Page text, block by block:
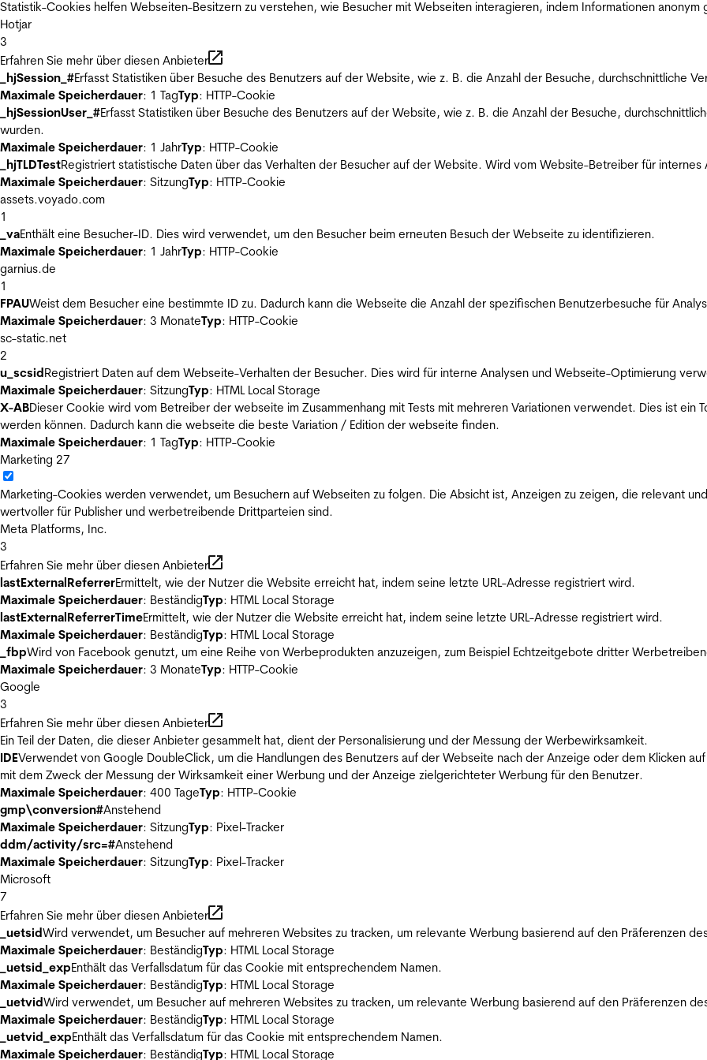
Statistik-Cookies helfen Webseiten-Besitzern zu verstehen, wie Besucher mit Webseiten interagieren, indem Informationen
Hotjar
3
Erfahren Sie mehr über diesen Anbieter
_hjSession_#Erfasst Statistiken über Besuche des Benutzers auf der Website, wie z. B. die Anzahl der Besuche, durchschnittliche
Maximale Speicherdauer: 1 TagTyp: HTTP-Cookie
_hjSessionUser_#Erfasst Statistiken über Besuche des Benutzers auf der Website, wie z. B. die Anzahl der Besuche,
wurden.
Maximale Speicherdauer: 1 JahrTyp: HTTP-Cookie
_hjTLDTestRegistriert statistische Daten über das Verhalten der Besucher auf der Website. Wird vom Website-Betreiber für
Maximale Speicherdauer: SitzungTyp: HTTP-Cookie
assets.voyado.com
1
_vaEnthält eine Besucher-ID. Dies wird verwendet, um den Besucher beim erneuten Besuch der Webseite zu identifizieren.
Maximale Speicherdauer: 1 JahrTyp: HTTP-Cookie
garnius.de
1
FPAUWeist dem Besucher eine bestimmte ID zu. Dadurch kann die Webseite die Anzahl der spezifischen Benutzerbesuche für
Maximale Speicherdauer: 3 MonateTyp: HTTP-Cookie
sc-static.net
2
u_scsidRegistriert Daten auf dem Webseite-Verhalten der Besucher. Dies wird für interne Analysen und Webseite-Optimierung
Maximale Speicherdauer: SitzungTyp: HTML Local Storage
X-ABDieser Cookie wird vom Betreiber der webseite im Zusammenhang mit Tests mit mehreren Variationen verwendet. Dies ist
werden können. Dadurch kann die webseite die beste Variation / Edition der webseite finden.
Maximale Speicherdauer: 1 TagTyp: HTTP-Cookie
Marketing 27
Marketing-Cookies werden verwendet, um Besuchern auf Webseiten zu folgen. Die Absicht ist, Anzeigen zu zeigen, die relevant
wertvoller für Publisher und werbetreibende Drittparteien sind.
Meta Platforms, Inc.
3
Erfahren Sie mehr über diesen Anbieter
lastExternalReferrerErmittelt, wie der Nutzer die Website erreicht hat, indem seine letzte URL-Adresse registriert wird.
Maximale Speicherdauer: BeständigTyp: HTML Local Storage
lastExternalReferrerTimeErmittelt, wie der Nutzer die Website erreicht hat, indem seine letzte URL-Adresse registriert wird.
Maximale Speicherdauer: BeständigTyp: HTML Local Storage
_fbpWird von Facebook genutzt, um eine Reihe von Werbeprodukten anzuzeigen, zum Beispiel Echtzeitgebote dritter
Maximale Speicherdauer: 3 MonateTyp: HTTP-Cookie
Google
3
Erfahren Sie mehr über diesen Anbieter
Ein Teil der Daten, die dieser Anbieter gesammelt hat, dient der Personalisierung und der Messung der Werbewirksamkeit.
IDEVerwendet von Google DoubleClick, um die Handlungen des Benutzers auf der Webseite nach der Anzeige oder dem Klicken
mit dem Zweck der Messung der Wirksamkeit einer Werbung und der Anzeige zielgerichteter Werbung für den Benutzer.
Maximale Speicherdauer: 400 TageTyp: HTTP-Cookie
gmp\conversion#Anstehend
Maximale Speicherdauer: SitzungTyp: Pixel-Tracker
ddm/activity/src=#Anstehend
Maximale Speicherdauer: SitzungTyp: Pixel-Tracker
Microsoft
7
Erfahren Sie mehr über diesen Anbieter
_uetsidWird verwendet, um Besucher auf mehreren Websites zu tracken, um relevante Werbung basierend auf den Präferenzen
Maximale Speicherdauer: BeständigTyp: HTML Local Storage
_uetsid_expEnthält das Verfallsdatum für das Cookie mit entsprechendem Namen.
Maximale Speicherdauer: BeständigTyp: HTML Local Storage
_uetvidWird verwendet, um Besucher auf mehreren Websites zu tracken, um relevante Werbung basierend auf den Präferenzen
Maximale Speicherdauer: BeständigTyp: HTML Local Storage
_uetvid_expEnthält das Verfallsdatum für das Cookie mit entsprechendem Namen.
Maximale Speicherdauer: BeständigTyp: HTML Local Storage